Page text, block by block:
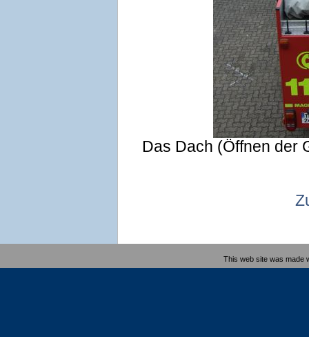
Das Dach (Öffnen der
This web site was made